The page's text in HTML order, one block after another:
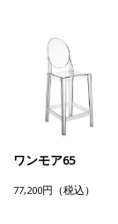
ワンモア65
77,200円（税込）